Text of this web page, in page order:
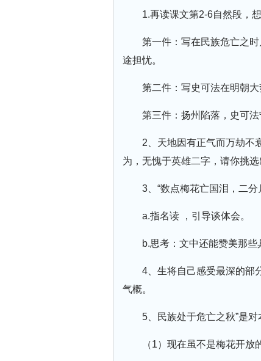
1.再读课文第2-6自然段，
第一件：写在民族危亡之
途担忧。
第二件：写史可法在明朝
第三件：扬州陷落，史可法
2、天地因有正气而万劫不
为，无愧于英雄二字，请你挑
3、“数点梅花亡国泪，二分
a.指名读 ，引导谈体会。
b.思考：文中还能赞美那些
4、生将自己感受最深的部
气概。
5、民族处于危亡之秋”是
（1）现在虽不是梅花开